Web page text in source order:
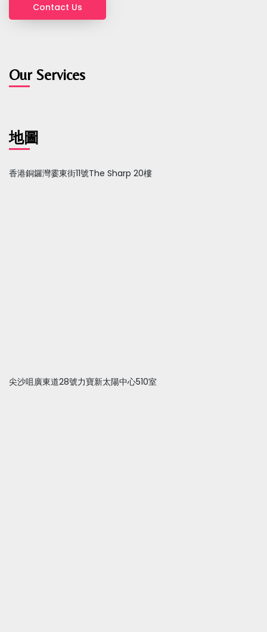
Contact Us
Our Services
地圖
香港銅鑼灣霎東街11號The Sharp 20樓
尖沙咀廣東道28號力寶新太陽中心510室